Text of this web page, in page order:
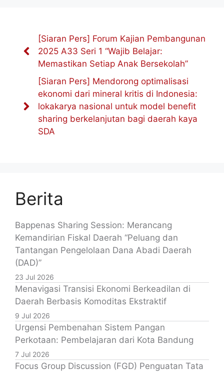
[Siaran Pers] Forum Kajian Pembangunan
2025 A33 Seri 1 “Wajib Belajar:
Memastikan Setiap Anak Bersekolah”
[Siaran Pers] Mendorong optimalisasi
ekonomi dari mineral kritis di Indonesia:
lokakarya nasional untuk model benefit
sharing berkelanjutan bagi daerah kaya
SDA
Berita
Bappenas Sharing Session: Merancang
Kemandirian Fiskal Daerah “Peluang dan
Tantangan Pengelolaan Dana Abadi Daerah
(DAD)”
23 Jul 2026
Menavigasi Transisi Ekonomi Berkeadilan di
Daerah Berbasis Komoditas Ekstraktif
9 Jul 2026
Urgensi Pembenahan Sistem Pangan
Perkotaan: Pembelajaran dari Kota Bandung
7 Jul 2026
Focus Group Discussion (FGD) Penguatan Tata